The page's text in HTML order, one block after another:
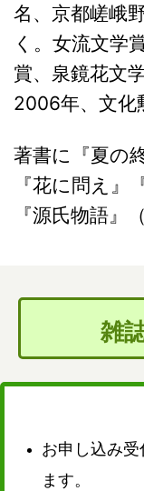
名、京都嵯峨
く。女流文学
賞、泉鏡花文
2006年、文化
著書に『夏の
『花に問え』
『源氏物語』
雑
お申し込み受
ます。